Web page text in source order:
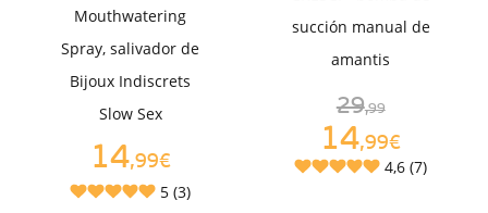
Mouthwatering
Spray, salivador de
Bijoux Indiscrets
Slow Sex
14,99€
5 (3)
succión manual de
amantis
29,99
14,99€
4,6 (7)